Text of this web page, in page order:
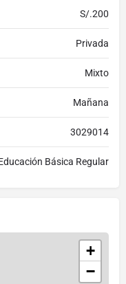
S/.200
Privada
Mixto
Mañana
3029014
Básica Regular
+
−